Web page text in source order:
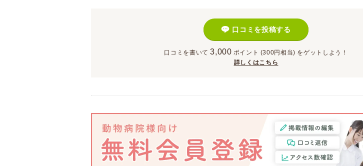
口コミを投稿する
口コミを書いて 3,000 ポイント (300円相当) をゲットしよう！
詳しくはこちら